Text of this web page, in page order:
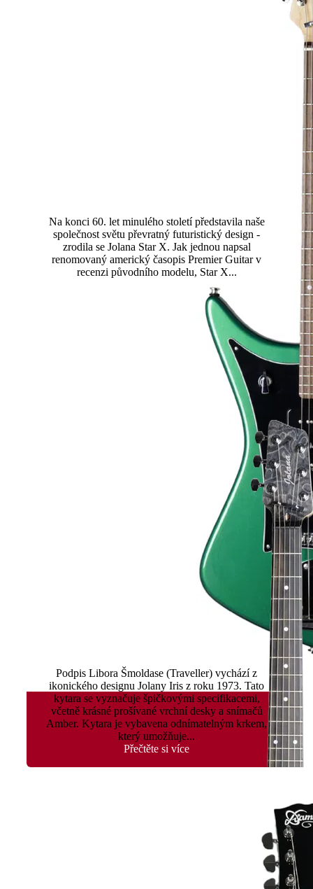
Na konci 60. let minulého století představila naše
společnost světu převratný futuristický design -
zrodila se Jolana Star X. Jak jednou napsal
renomovaný americký časopis Premier Guitar v
recenzi původního modelu, Star X...
Podpis Libora Šmoldase (Traveller) vychází z
ikonického designu Jolany Iris z roku 1973. Tato
kytara se vyznačuje špičkovými specifikacemi,
včetně krásné prošívané vrchní desky a snímačů
Amber. Kytara je vybavena odnímatelným krkem,
který umožňuje...
Přečtěte si více